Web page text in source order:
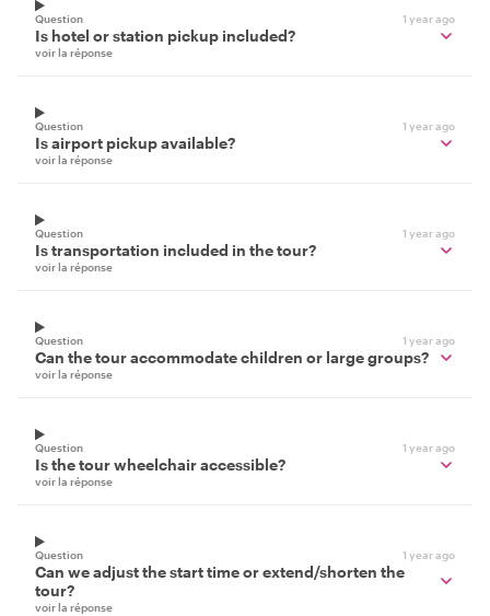
Question 1 year ago
Is hotel or station pickup included?
voir la réponse
Question 1 year ago
Is airport pickup available?
voir la réponse
Question 1 year ago
Is transportation included in the tour?
voir la réponse
Question 1 year ago
Can the tour accommodate children or large groups?
voir la réponse
Question 1 year ago
Is the tour wheelchair accessible?
voir la réponse
Question 1 year ago
Can we adjust the start time or extend/shorten the
tour?
voir la réponse